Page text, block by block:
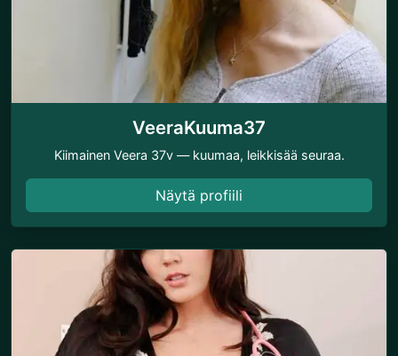
VeeraKuuma37
Kiimainen Veera 37v — kuumaa, leikkisää seuraa.
Näytä profiili